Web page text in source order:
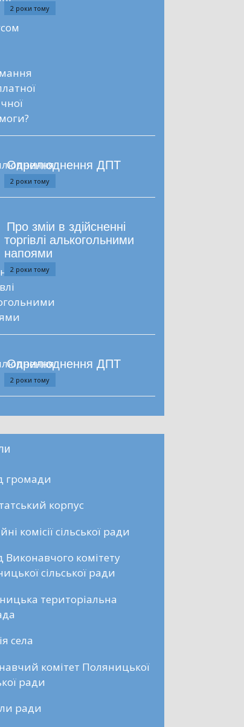
2 роки тому
Оприлюднення ДПТ
2 роки тому
Про зміи в здійсненні
торгівлі алькогольними
напоями
2 роки тому
Оприлюднення ДПТ
2 роки тому
громади
корпус
комісії сільської ради
Виконавчого комітету
сільської ради
територіальна
села
комітет Поляницької
ради
ради